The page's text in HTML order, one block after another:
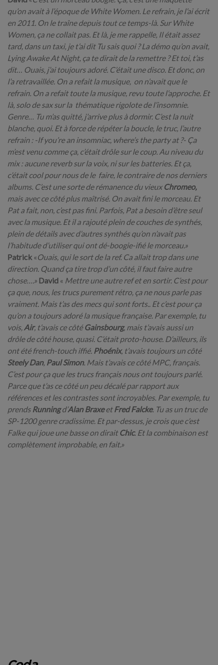
qu’on avait à l’époque de White Women. Le refrain, je l’ai écrit
en 2011. On le traîne depuis tout ce temps-là. Sur White
Women, ça ne collait pas. Et là, je me rappelle, Il était assez
tard, dans un taxi, je t’ai dit Tu sais quoi ? La démo qu’on avait,
Lying Awake At Night, ça te dirait de la remettre ? Et toi, t’as
dit… Ouais, j’ai toujours adoré. C’était une disco. Et donc, on
l’a retravaillée. On a refait la musique, on n’avait que le
refrain. On a refait toute la musique, revu toute l’approche. Et
là, solo de sax sur la thématique rigolote de l’insomnie.
Genre… Tu m’as quitté, j’arrive plus à dormir. C’est la nuit
blanche, quoi. Et à force de répéter la boucle, le truc, l’autre
refrain : -If you’re an insomniac, where’s the party at ?- Ça
m’est venu comme ça, c’était drôle sur le coup. Au niveau du
mix : aucune reverb sur la voix, ni sur les batteries. Et ça,
c’était cool pour nous de le faire, le contraire de nos derniers
albums. C’est une sorte de rémanence du vieuxChromeo,
mais avec ce côté plus maîtrisé. On avait fini le morceau. Et
Pat a fait, non, c’est pas fini. Parfois, Pat a besoin d’être seul
avec la musique. Et il a rajouté plein de couches de synthés,
plein de détails avec d’autres synthés qu’on n’avait pas
l’habitude d’utiliser qui ont dé-boogie-ifié le morceau.»
Patrick «Ouais, qui le sort de la ref. Ca allait trop dans une
direction. Quand ça tire trop d’un côté, il faut faire autre
chose….» David « Mettre une autre ref et en sortir. C’est pour
ça que, nous, les trucs purement rétro, ça ne nous parle pas
vraiment. Mais t’as des mecs qui sont forts.. Et c’est pour ça
qu’on a toujours adoré la musique française. Par exemple, tu
vois, Air, t’avais ce côté Gainsbourg, mais t’avais aussi un
drôle de côté house, quasi. C’était proto-house. D’ailleurs, ils
ont été french-touch iffié. Phoénix, t’avais toujours un côté
Steely Dan, Paul Simon. Mais t’avais ce côté MPC, français.
C’est pour ça que les trucs français nous ont toujours parlé.
Parce que t’as ce côté un peu décalé par rapport aux
références et les contrastes sont incroyables. Par exemple, tu
prendsRunningd’Alan Braxeet Fred Falcke. Tu as un truc de
SP-1200 genre cradissime. Et par-dessus, je crois que c’est
Falke qui joue une basse on dirait Chic. Et la combinaison est
complètement improbable, en fait.»